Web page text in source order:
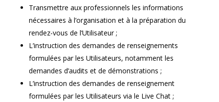
Transmettre aux professionnels les informations
nécessaires à l’organisation et à la préparation du
rendez-vous de l’Utilisateur ;
L’instruction des demandes de renseignements
formulées par les Utilisateurs, notamment les
demandes d’audits et de démonstrations ;
L’instruction des demandes de renseignement
formulées par les Utilisateurs via le Live Chat ;